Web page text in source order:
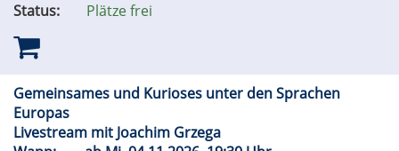
Status:
Plätze frei
Gemeinsames und Kurioses unter den Sprachen
Europas
Livestream mit Joachim Grzega